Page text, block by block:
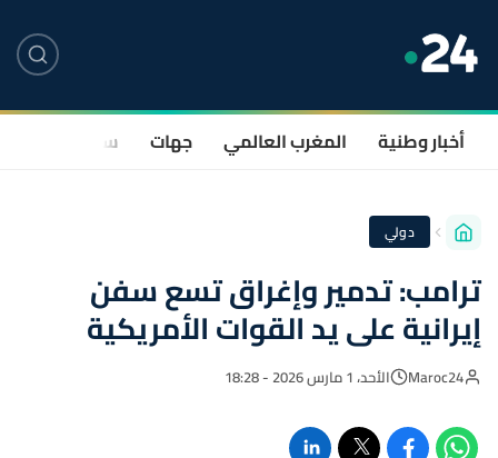
أخبار وطنية المغرب العالمي جهات سياسة
دولي
ترامب: تدمير وإغراق تسع سفن
إيرانية على يد القوات الأمريكية
Maroc24 الأحد، 1 مارس 2026 - 18:28